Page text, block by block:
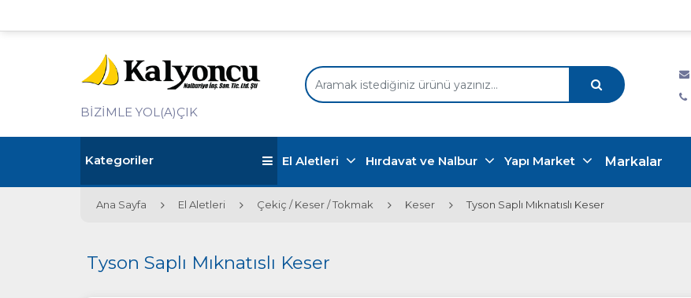
BİZİMLE YOL(A)ÇIK
Kategoriler El Aletleri Hırdavat ve Nalbur Yapı Market Markalar
Ana Sayfa El Aletleri Çekiç / Keser / Tokmak Keser Tyson Saplı Mıknatıslı Keser
Tyson Saplı Mıknatıslı Keser